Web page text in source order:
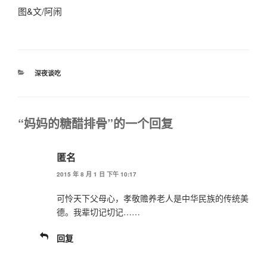
图&文/阿闹
分
深夜谈吃
“妈妈的糖醋排骨”的一个回复
匿名
2015 年 8 月 1 日 下午 10:17
可怜天下父母心，孝敬赡养老人是中华民族的传统美
德。我辈切记切记……
回复